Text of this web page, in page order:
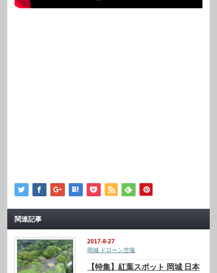
関連記事
2017-8-27
岡城 ドローン空撮
【特集】紅葉スポット 岡城 日本